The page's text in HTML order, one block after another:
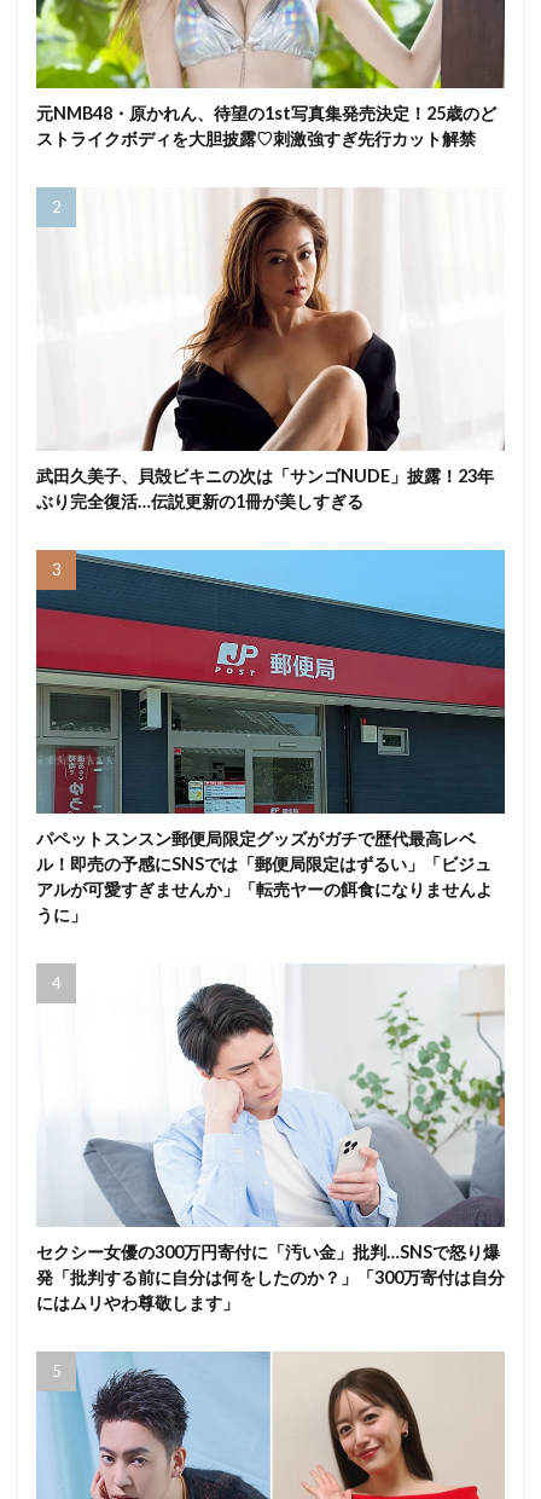
元NMB48・原かれん、待望の1st写真集発売決定！25歳のど
ストライクボディを大胆披露♡刺激強すぎ先行カット解禁
武田久美子、貝殻ビキニの次は「サンゴNUDE」披露！23年
ぶり完全復活…伝説更新の1冊が美しすぎる
パペットスンスン郵便局限定グッズがガチで歴代最高レベ
ル！即売の予感にSNSでは「郵便局限定はずるい」「ビジュ
アルが可愛すぎませんか」「転売ヤーの餌食になりませんよ
うに」
セクシー女優の300万円寄付に「汚い金」批判…SNSで怒り爆
発「批判する前に自分は何をしたのか？」「300万寄付は自分
にはムリやわ尊敬します」